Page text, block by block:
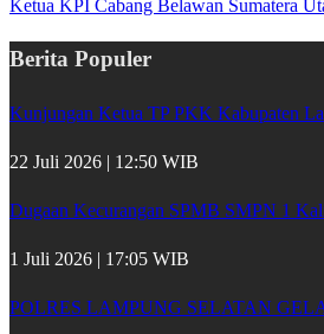
Ketua KPI Cabang Belawan Sumatera
Berita Populer
Kunjungan Ketua TP PKK Kabupaten
22 Juli 2026 | 12:50 WIB
Dugaan Kecurangan SPMB SMPN 1
1 Juli 2026 | 17:05 WIB
POLRES LAMPUNG SELATAN